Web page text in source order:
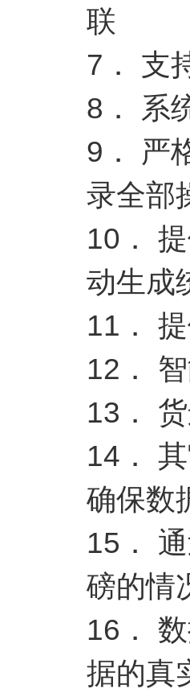
联
7． 支
8． 系
9． 严
录全部
10．
动生成
11．
12．
13．
14．
确保数
15．
磅的情
16．
据的真